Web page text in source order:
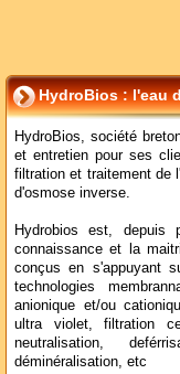
HydroBios : l'eau
HydroBios, société
et entretien pour ses
filtration et traitement de
d'osmose inverse.
Hydrobios est, depuis
connaissance et la
conçus en s'appuyant
technologies
anionique et/ou
ultra violet, filtration
neutralisation,
déminéralisation, etc